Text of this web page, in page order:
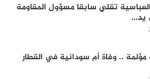
تقلي سابقا مسؤول المقاومة
يد…
مؤلمة .. وفاة أم سودانية في القطار